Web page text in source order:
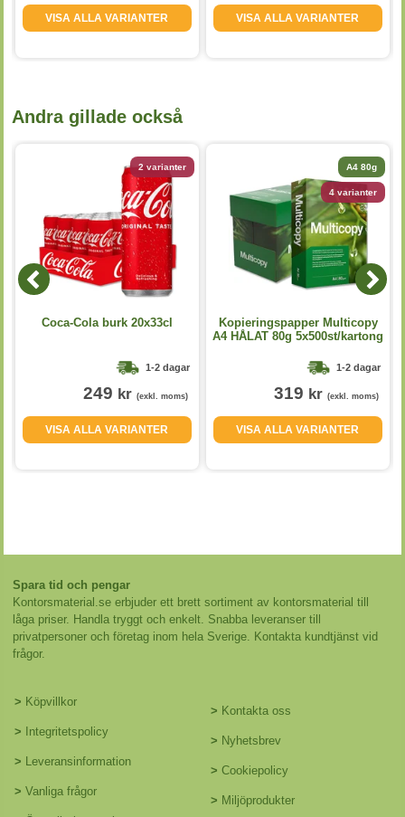
VISA ALLA VARIANTER VISA ALLA VARIANTER
Andra gillade också
2 varianter
Coca-Cola burk 20x33cl
1-2 dagar
249 kr (exkl. moms)
VISA ALLA VARIANTER
A4 80g
4 varianter
Kopieringspapper Multicopy
A4 HÅLAT 80g 5x500st/kartong
1-2 dagar
319 kr (exkl. moms)
VISA ALLA VARIANTER
Spara tid och pengar
Kontorsmaterial.se erbjuder ett brett sortiment av kontorsmaterial till
låga priser. Handla tryggt och enkelt. Snabba leveranser till
privatpersoner och företag inom hela Sverige. Kontakta kundtjänst vid
frågor.
> Köpvillkor
> Integritetspolicy
> Leveransinformation
> Vanliga frågor
> Kontakta oss
> Nyhetsbrev
> Cookiepolicy
> Miljöprodukter